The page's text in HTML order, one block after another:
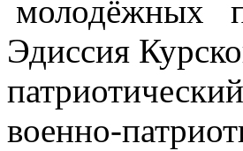
молодёжных
Эдиссия
военно-